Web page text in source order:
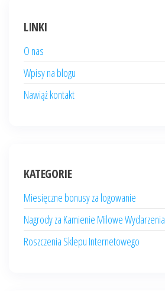
LINKI
O nas
Wpisy na blogu
Nawiąż kontakt
KATEGORIE
Miesięczne bonusy za logowanie
Nagrody za Kamienie Milowe Wydarzenia
Roszczenia Sklepu Internetowego